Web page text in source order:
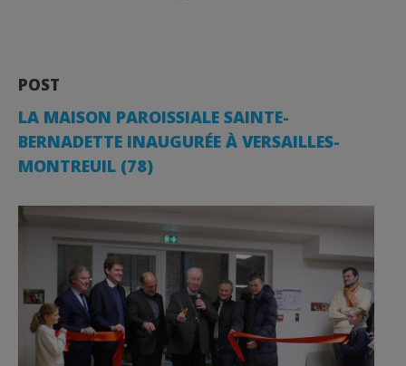
POST
LA MAISON PAROISSIALE SAINTE-
BERNADETTE INAUGURÉE À VERSAILLES-
MONTREUIL (78)